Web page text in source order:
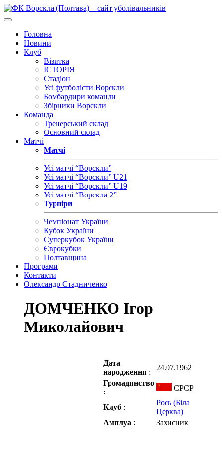
Головна
Новини
Клуб
Візитка
ІСТОРІЯ
Стадіон
Усі футболісти Ворскли
Бомбардири команди
Збірники Ворскли
Команда
Тренерський склад
Основний склад
Матчі
Матчі
Усі матчі “Ворскли”
Усі матчі “Ворскли” U21
Усі матчі “Ворскли” U19
Усі матчі “Ворскла-2”
Турніри
Чемпіонат України
Кубок України
Суперкубок України
Єврокубки
Полтавщина
Програми
Контакти
Олександр Стадниченко
ДОМЧЕНКО Ігор
Миколайович
Дата
народження :
24.07.1962
Громадянство
:
СРСР
Клуб :
Рось (Біла
Церква)
Амплуа : Захисник